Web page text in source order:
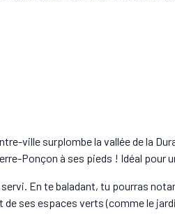
ville surplombe la vallée de la
Ponçon à ses pieds ! Idéal pour
En te baladant, tu pourras
ses espaces verts (comme le